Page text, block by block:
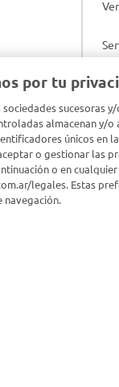
por tu
sociedades sucesoras
almacenan y/o
únicos en
o gestionar las
o en
legales. Estas
navegación.